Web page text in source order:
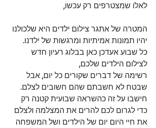
לאלו שמצטרפים רק עכשו,
המטרה של אתגר צילום ילדים היא שלכולנו
יהיו תמונות אמיתיות ומרגשות של ילדנו.
כל שבוע אעדכן כאן בבלוג רעיון חדש
לצילום הילדים שלכם,
רשימה של דברים שקורים כל יום, אבל
שבטח לא חשבתם שהם חשובים לצלם.
חישבו על זה כהשראה שבועית קטנה רק
כדי לגרום לכם להרים את המצלמה ולצלם
את חיי היום יום של הילדים ושל המשפחה